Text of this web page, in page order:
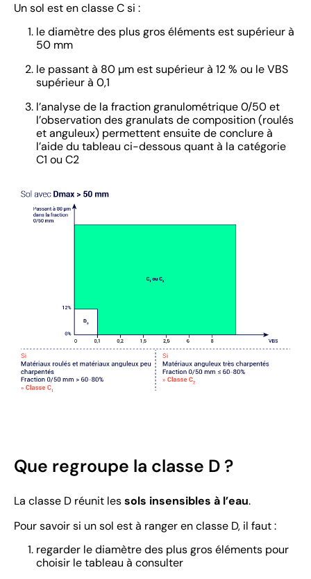
Un sol est en classe C si :
le diamètre des plus gros éléments est supérieur à
50 mm
le passant à 80 µm est supérieur à 12 % ou le VBS
supérieur à 0,1
l’analyse de la fraction granulométrique 0/50 et
l’observation des granulats de composition (roulés
et anguleux) permettent ensuite de conclure à
l’aide du tableau ci-dessous quant à la catégorie
C1 ou C2
​Que regroupe la classe D ?
La classe D réunit lessols insensibles à l’eau.
Pour savoir si un sol est à ranger en classe D, il faut :
regarder le diamètre des plus gros éléments pour
choisir le tableau à consulter